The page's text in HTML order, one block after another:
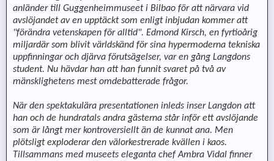
anländer till Guggenheimmuseet i Bilbao för att närvara vid
avslöjandet av en upptäckt som enligt inbjudan kommer att
"förändra vetenskapen för alltid". Edmond Kirsch, en fyrtioårig
miljardär som blivit världskänd för sina hypermoderna tekniska
uppfinningar och djärva förutsägelser, var en gång Langdons
student. Nu hävdar han att han funnit svaret på två av
mänsklighetens mest omdebatterade frågor.
När den spektakulära presentationen inleds inser Langdon att
han och de hundratals andra gästerna står inför ett avslöjande
som är långt mer kontroversiellt än de kunnat ana. Men
plötsligt exploderar den välorkestrerade kvällen i kaos.
Tillsammans med museets eleganta chef Ambra Vidal finner